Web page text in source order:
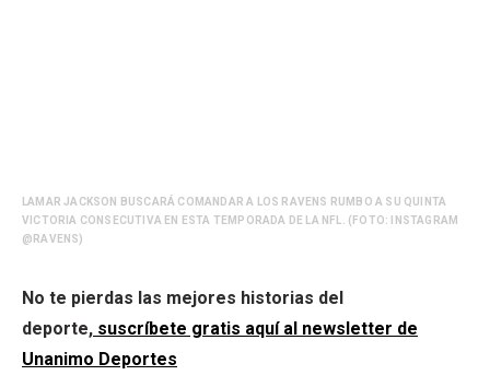
LAMAR JACKSON BUSCARÁ COMANDAR A LOS RAVENS RUMBO A SU QUINTA
VICTORIA CONSECUTIVA EN ESTA TEMPORADA DE LA NFL. (FOTO: INSTAGRAM
@RAVENS)
No te pierdas las mejores historias del
deporte, suscríbete gratis aquí al newsletter de
Unanimo Deportes